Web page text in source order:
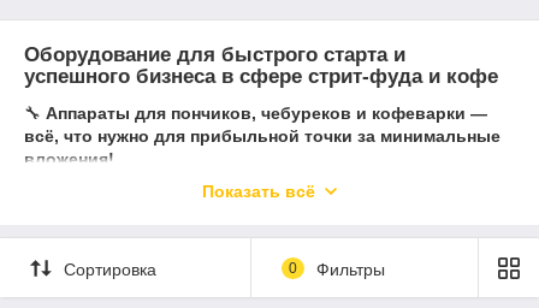
Оборудование для быстрого старта и
успешного бизнеса в сфере стрит-фуда и кофе
🔧 Аппараты для пончиков, чебуреков и кофеварки —
всё, что нужно для прибыльной точки за минимальные
вложения!
Вы планируете открыть точку уличной еды, кафе, киоск или
профессиональное оборудование, которое обеспечит
быструю окупаемость и стабильный доход:
Показать всё
Сортировка 0 Фильтры